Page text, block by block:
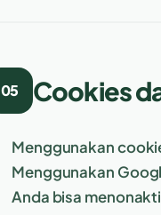
05 Cookies
Menggunakan
Menggunakan
Anda bisa